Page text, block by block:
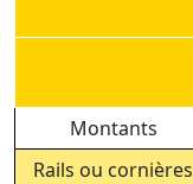
Montants
Rails ou cornières